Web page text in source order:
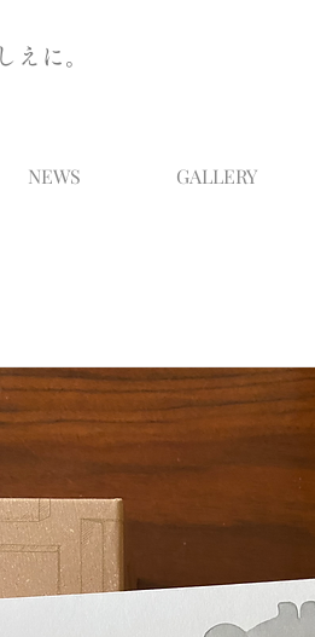
えに。
NEWS GALLERY